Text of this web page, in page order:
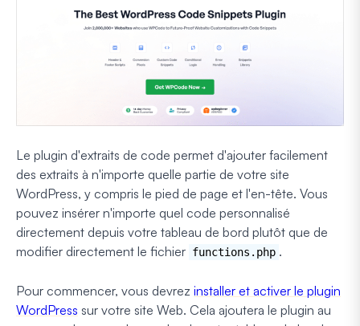
Le plugin d'extraits de code permet d'ajouter facilement
des extraits à n'importe quelle partie de votre site
WordPress, y compris le pied de page et l'en-tête. Vous
pouvez insérer n'importe quel code personnalisé
directement depuis votre tableau de bord plutôt que de
modifier directement le fichier functions.php .
Pour commencer, vous devrez installer et activer le plugin
WordPress sur votre site Web. Cela ajoutera le plugin au